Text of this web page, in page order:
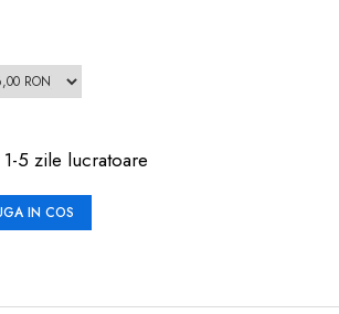
1-5 zile lucratoare
IN COS